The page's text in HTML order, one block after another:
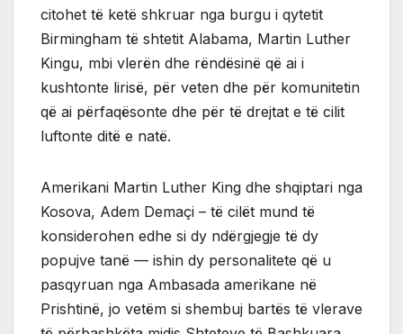
citohet të ketë shkruar nga burgu i qytetit
Birmingham të shtetit Alabama, Martin Luther
Kingu, mbi vlerën dhe rëndësinë që ai i
kushtonte lirisë, për veten dhe për komunitetin
që ai përfaqësonte dhe për të drejtat e të cilit
luftonte ditë e natë.
Amerikani Martin Luther King dhe shqiptari nga
Kosova, Adem Demaçi – të cilët mund të
konsiderohen edhe si dy ndërgjegje të dy
popujve tanë — ishin dy personalitete që u
pasqyruan nga Ambasada amerikane në
Prishtinë, jo vetëm si shembuj bartës të vlerave